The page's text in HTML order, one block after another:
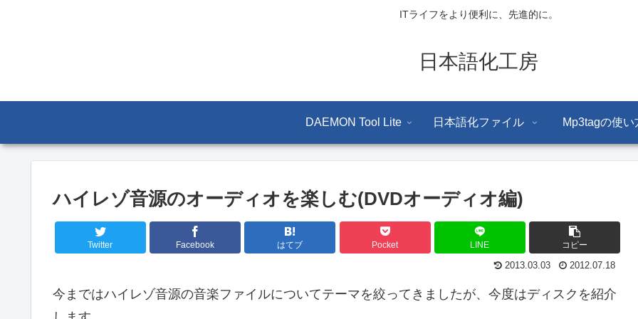
ITライフをより便利に、先進的に。
日本語化工房
DAEMON Tool Lite 日本語化ファイル Mp3tagの使い
ハイレゾ音源のオーディオを楽しむ(DVDオーディオ編)
Twitter Facebook はてブ Pocket LINE コピー
2013.03.03 2012.07.18
今まではハイレゾ音源の音楽ファイルについてテーマを絞ってきましたが、今度はディスクを紹介